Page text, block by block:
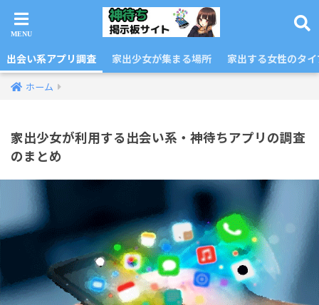
出会い系アプリ調査 家出少女が集まる場所 家出する女性のタ
ホーム
家出少女が利用する出会い系・神待ちアプリの調査
のまとめ